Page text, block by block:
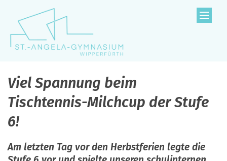
Zum Inhalt springen
Viel Spannung beim
Tischtennis-Milchcup der Stufe
6!
Am letzten Tag vor den Herbstferien legte die